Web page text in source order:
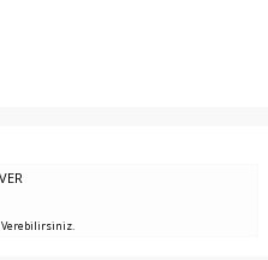
Verebilirsiniz.